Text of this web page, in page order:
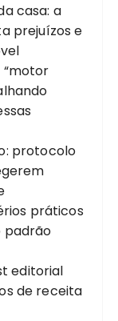
casa: a
prejuízos e
“motor
protocolo
práticos
padrão
editorial
de receita